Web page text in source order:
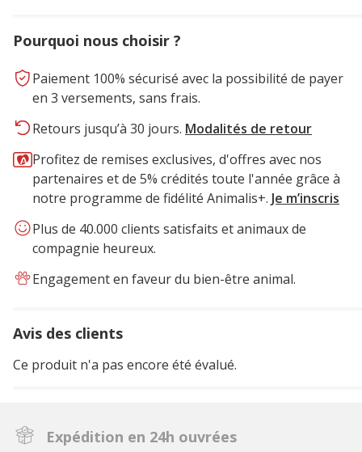
Pourquoi nous choisir ?
Paiement 100% sécurisé avec la possibilité de payer
en 3 versements, sans frais.
Retours jusqu’à 30 jours. Modalités de retour
Profitez de remises exclusives, d'offres avec nos
partenaires et de 5% crédités toute l'année grâce à
notre programme de fidélité Animalis+. Je m’inscris
Plus de 40.000 clients satisfaits et animaux de
compagnie heureux.
Engagement en faveur du bien-être animal.
Avis des clients
Ce produit n'a pas encore été évalué.
Expédition en 24h ouvrées